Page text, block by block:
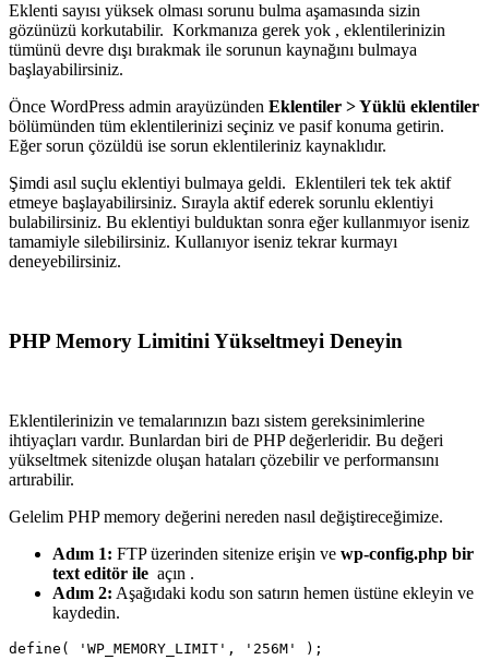
Eklenti sayısı yüksek olması sorunu bulma aşamasında sizin
gözünüzü korkutabilir. Korkmanıza gerek yok , eklentilerinizin
tümünü devre dışı bırakmak ile sorunun kaynağını bulmaya
başlayabilirsiniz.
Önce WordPress admin arayüzünden Eklentiler > Yüklü eklentiler
bölümünden tüm eklentilerinizi seçiniz ve pasif konuma getirin.
Eğer sorun çözüldü ise sorun eklentileriniz kaynaklıdır.
Şimdi asıl suçlu eklentiyi bulmaya geldi. Eklentileri tek tek aktif
etmeye başlayabilirsiniz. Sırayla aktif ederek sorunlu eklentiyi
bulabilirsiniz. Bu eklentiyi bulduktan sonra eğer kullanmıyor iseniz
tamamiyle silebilirsiniz. Kullanıyor iseniz tekrar kurmayı
deneyebilirsiniz.
PHP Memory Limitini Yükseltmeyi Deneyin
Eklentilerinizin ve temalarınızın bazı sistem gereksinimlerine
ihtiyaçları vardır. Bunlardan biri de PHP değerleridir. Bu değeri
yükseltmek sitenizde oluşan hataları çözebilir ve performansını
artırabilir.
Gelelim PHP memory değerini nereden nasıl değiştireceğimize.
Adım 1: FTP üzerinden sitenize erişin ve wp-config.php bir
text editör ile açın .
Adım 2: Aşağıdaki kodu son satırın hemen üstüne ekleyin ve
kaydedin.
define( 'WP_MEMORY_LIMIT', '256M' );